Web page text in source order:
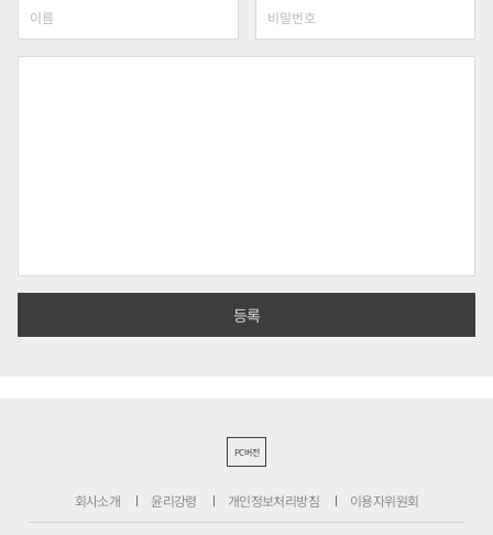
PC버전
회사소개 윤리강령 개인정보처리방침 이용자위원회